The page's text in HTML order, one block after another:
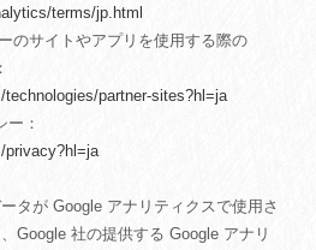
terms/jp.html
のサイトやアプリを使用する際の
partner-sites?hl=ja
ー：
privacy?hl=ja
タが Google アナリティクスで使用さ
Google 社の提供する Google アナリ